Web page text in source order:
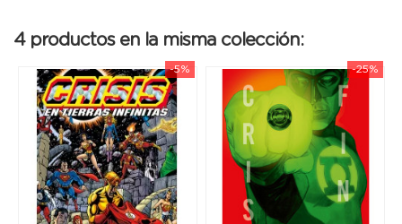
4 productos en la misma colección:
-5% -25%